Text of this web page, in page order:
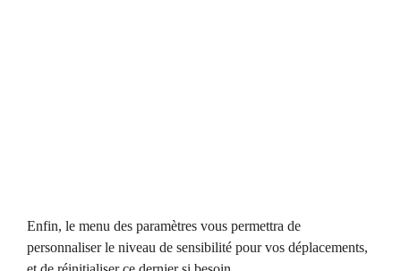
Enfin, le menu des paramètres vous permettra de
personnaliser le niveau de sensibilité pour vos déplacements,